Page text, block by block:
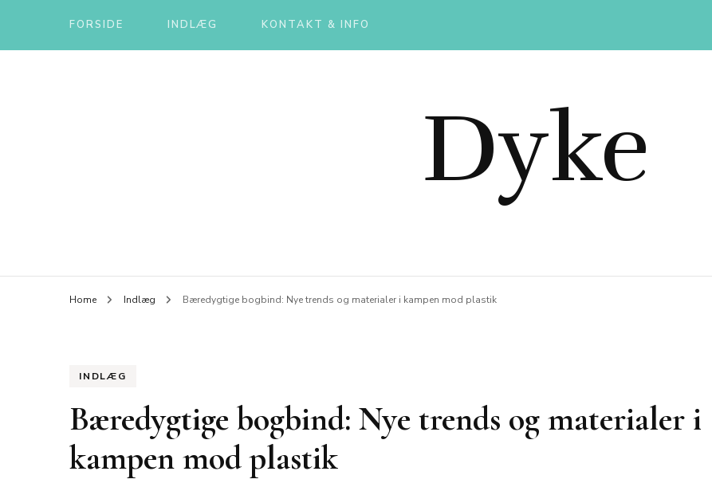
FORSIDE INDLÆG KONTAKT & INFO
Dyke
Home Indlæg Bæredygtige bogbind: Nye trends og materialer i kampen mod plastik
INDLÆG
Bæredygtige bogbind: Nye trends og materialer i
kampen mod plastik